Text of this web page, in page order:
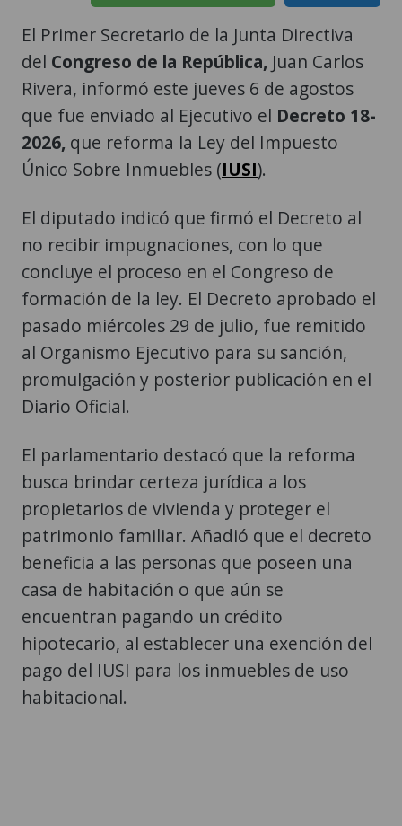
El Primer Secretario de la Junta Directiva
del Congreso de la República, Juan Carlos
Rivera, informó este jueves 6 de agostos
que fue enviado al Ejecutivo el Decreto 18-
2026, que reforma la Ley del Impuesto
Único Sobre Inmuebles (IUSI).
El diputado indicó que firmó el Decreto al
no recibir impugnaciones, con lo que
concluye el proceso en el Congreso de
formación de la ley. El Decreto aprobado el
pasado miércoles 29 de julio, fue remitido
al Organismo Ejecutivo para su sanción,
promulgación y posterior publicación en el
Diario Oficial.
El parlamentario destacó que la reforma
busca brindar certeza jurídica a los
propietarios de vivienda y proteger el
patrimonio familiar. Añadió que el decreto
beneficia a las personas que poseen una
casa de habitación o que aún se
encuentran pagando un crédito
hipotecario, al establecer una exención del
pago del IUSI para los inmuebles de uso
habitacional.